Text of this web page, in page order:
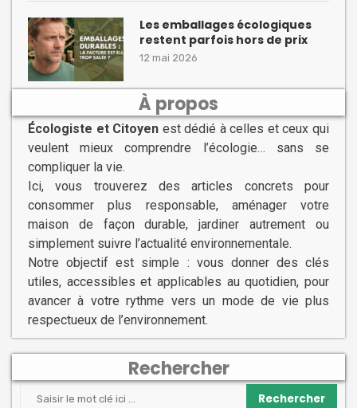
Les emballages écologiques
restent parfois hors de prix
12 mai 2026
À propos
Écologiste et Citoyen est dédié à celles et ceux qui
veulent mieux comprendre l’écologie… sans se
compliquer la vie.
Ici, vous trouverez des articles concrets pour
consommer plus responsable, aménager votre
maison de façon durable, jardiner autrement ou
simplement suivre l’actualité environnementale.
Notre objectif est simple : vous donner des clés
utiles, accessibles et applicables au quotidien, pour
avancer à votre rythme vers un mode de vie plus
respectueux de l’environnement.
Rechercher
Rechercher